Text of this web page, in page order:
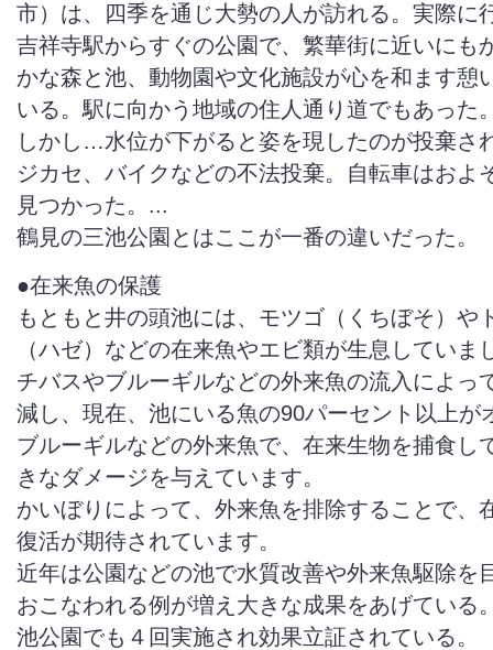
市）は、四季を通じ大勢の人が訪れる。実際に
吉祥寺駅からすぐの公園で、繁華街に近いにも
かな森と池、動物園や文化施設が心を和ます憩
いる。駅に向かう地域の住人通り道でもあった
しかし…水位が下がると姿を現したのが投棄さ
ジカセ、バイクなどの不法投棄。自転車はおよ
見つかった。...
鶴見の三池公園とはここが一番の違いだった。
●在来魚の保護
もともと井の頭池には、モツゴ（くちぼそ）や
（ハゼ）などの在来魚やエビ類が生息していま
チバスやブルーギルなどの外来魚の流入によっ
減し、現在、池にいる魚の90パーセント以上が
ブルーギルなどの外来魚で、在来生物を捕食し
きなダメージを与えています。
かいぼりによって、外来魚を排除することで、
復活が期待されています。
近年は公園などの池で水質改善や外来魚駆除を
おこなわれる例が増え大きな成果をあげている
池公園でも４回実施され効果立証されている。